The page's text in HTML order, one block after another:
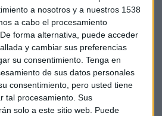
a nosotros y a nuestros 1538
a cabo el procesamiento
forma alternativa, puede acceder
y cambiar sus preferencias
su consentimiento. Tenga en
de sus datos personales
consentimiento, pero usted tiene
tal procesamiento. Sus
solo a este sitio web. Puede